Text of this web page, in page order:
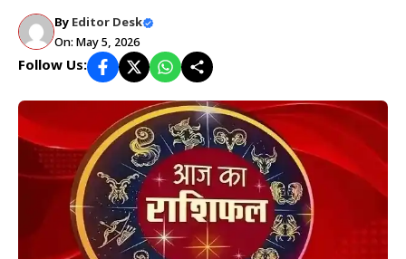
By Editor Desk
On: May 5, 2026
Follow Us: